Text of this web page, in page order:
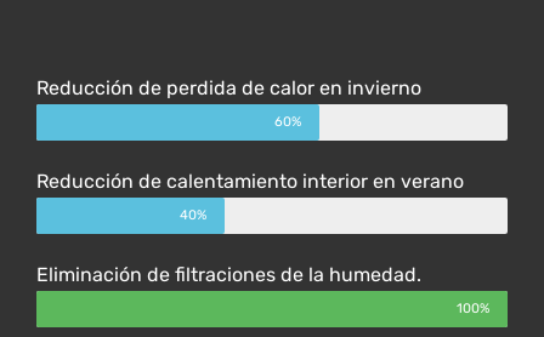
Reducción de perdida de calor en invierno
60%
Reducción de calentamiento interior en verano
40%
Eliminación de filtraciones de la humedad.
100%